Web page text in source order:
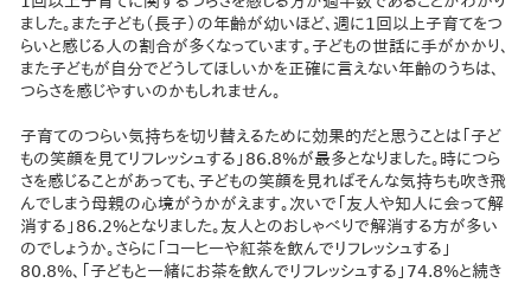
ました。また子ども（長子）の年齢が幼いほど、週に1回以上子育てをつ
らいと感じる人の割合が多くなっています。子どもの世話に手がかかり、
また子どもが自分でどうしてほしいかを正確に言えない年齢のうちは、
つらさを感じやすいのかもしれません。
子育てのつらい気持ちを切り替えるために効果的だと思うことは「子ど
もの笑顔を見てリフレッシュする」86.8%が最多となりました。時につら
さを感じることがあっても、子どもの笑顔を見ればそんな気持ちも吹き飛
んでしまう母親の心境がうかがえます。次いで「友人や知人に会って解
消する」86.2%となりました。友人とのおしゃべりで解消する方が多い
のでしょうか。さらに「コーヒーや紅茶を飲んでリフレッシュする」
80.8%、「子どもと一緒にお茶を飲んでリフレッシュする」74.8%と続き